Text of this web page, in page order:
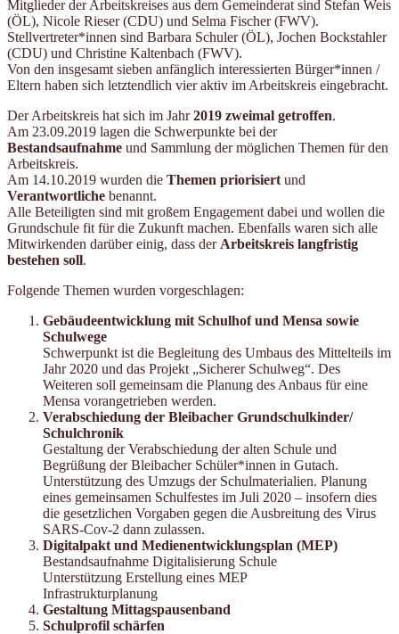
Mitglieder der Arbeitskreises aus dem Gemeinderat sind Stefan Weis
(ÖL), Nicole Rieser (CDU) und Selma Fischer (FWV).
Stellvertreter*innen sind Barbara Schuler (ÖL), Jochen Bockstahler
(CDU) und Christine Kaltenbach (FWV).
Von den insgesamt sieben anfänglich interessierten Bürger*innen /
Eltern haben sich letztendlich vier aktiv im Arbeitskreis eingebracht.
Der Arbeitskreis hat sich im Jahr2019 zweimal getroffen.
Am 23.09.2019 lagen die Schwerpunkte bei der
Bestandsaufnahme und Sammlung der möglichen Themen für den
Arbeitskreis.
Am 14.10.2019 wurden die Themen priorisiert und
Verantwortliche benannt.
Alle Beteiligten sind mit großem Engagement dabei und wollen die
Grundschule fit für die Zukunft machen. Ebenfalls waren sich alle
Mitwirkenden darüber einig, dass der Arbeitskreis langfristig
bestehen soll.
Folgende Themen wurden vorgeschlagen:
Gebäudeentwicklung mit Schulhof und Mensa sowie
Schulwege
Schwerpunkt ist die Begleitung des Umbaus des Mittelteils im
Jahr 2020 und das Projekt „Sicherer Schulweg“. Des
Weiteren soll gemeinsam die Planung des Anbaus für eine
Mensa vorangetrieben werden.
Verabschiedung der Bleibacher Grundschulkinder/
Schulchronik
Gestaltung der Verabschiedung der alten Schule und
Begrüßung der Bleibacher Schüler*innen in Gutach.
Unterstützung des Umzugs der Schulmaterialien. Planung
eines gemeinsamen Schulfestes im Juli 2020 – insofern dies
die gesetzlichen Vorgaben gegen die Ausbreitung des Virus
SARS-Cov-2 dann zulassen.
Digitalpakt und Medienentwicklungsplan (MEP)
Bestandsaufnahme Digitalisierung Schule
Unterstützung Erstellung eines MEP
Infrastrukturplanung
Gestaltung Mittagspausenband
Schulprofil schärfen